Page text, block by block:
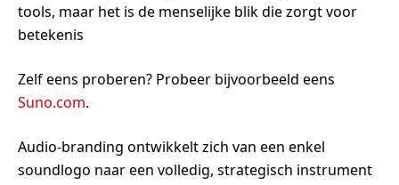
tools, maar het is de menselijke blik die zorgt voor
betekenis
Zelf eens proberen? Probeer bijvoorbeeld eens
Suno.com.
Audio-branding ontwikkelt zich van een enkel
soundlogo naar een volledig, strategisch instrument